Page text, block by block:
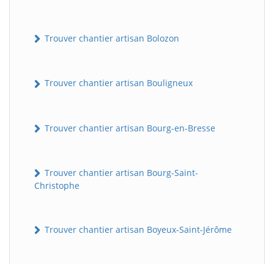
Trouver chantier artisan Bolozon
Trouver chantier artisan Bouligneux
Trouver chantier artisan Bourg-en-Bresse
Trouver chantier artisan Bourg-Saint-
Christophe
Trouver chantier artisan Boyeux-Saint-Jérôme